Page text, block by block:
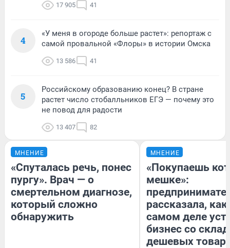
17 905 41
4
«У меня в огороде больше растет»: репортаж с
самой провальной «Флоры» в истории Омска
13 586 41
5
Российскому образованию конец? В стране
растет число стобалльников ЕГЭ — почему это
не повод для радости
13 407 82
МНЕНИЕ
«Спуталась речь, понес
пургу». Врач — о
смертельном диагнозе,
который сложно
обнаружить
МНЕНИЕ
«Покупаешь
мешке»:
рассказала, как
самом деле
бизнес со
дешевых